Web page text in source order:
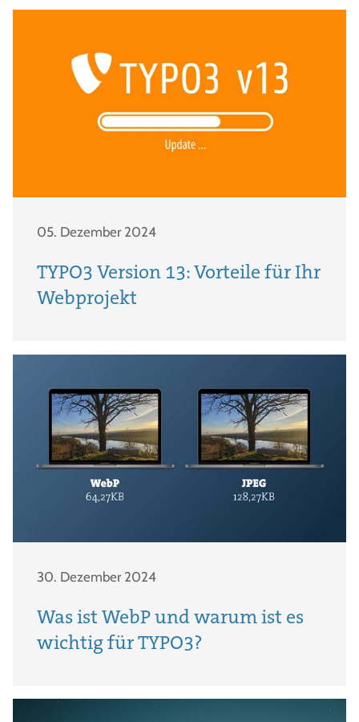
05. Dezember 2024
TYPO3 Version 13: Vorteile für Ihr
Webprojekt
30. Dezember 2024
Was ist WebP und warum ist es
wichtig für TYPO3?